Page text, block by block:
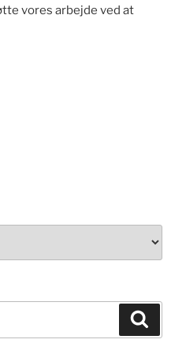
vores arbejde ved at